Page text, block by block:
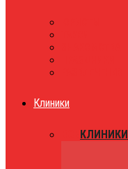
Клиники
КЛИНИКИ